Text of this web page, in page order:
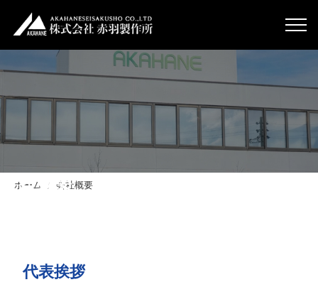
会社概要
ホーム 会社概要
代表挨拶